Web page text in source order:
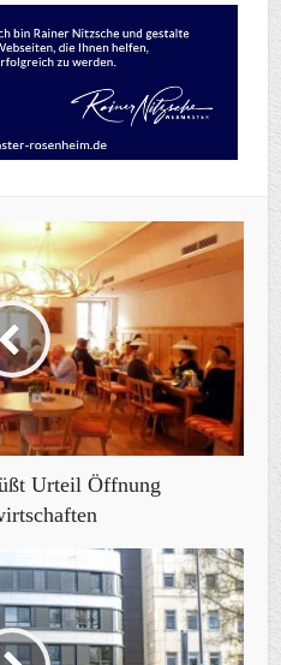
Urteil Öffnung